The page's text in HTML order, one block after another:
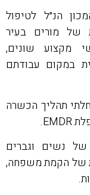
הנ״ל לטיפול
של מורים בעיר
מקצוע שונים,
במקום עבודתם
תהליך הכשרה
של נשים וגברים
של הקמת משפחה,